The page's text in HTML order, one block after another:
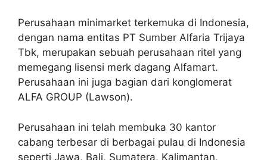
Perusahaan minimarket terkemuka di Indonesia,
dengan nama entitas PT Sumber Alfaria Trijaya
Tbk, merupakan sebuah perusahaan ritel yang
memegang lisensi merk dagang Alfamart.
Perusahaan ini juga bagian dari konglomerat
ALFA GROUP (Lawson).
Perusahaan ini telah membuka 30 kantor
cabang terbesar di berbagai pulau di Indonesia
seperti Jawa, Bali, Sumatera, Kalimantan,